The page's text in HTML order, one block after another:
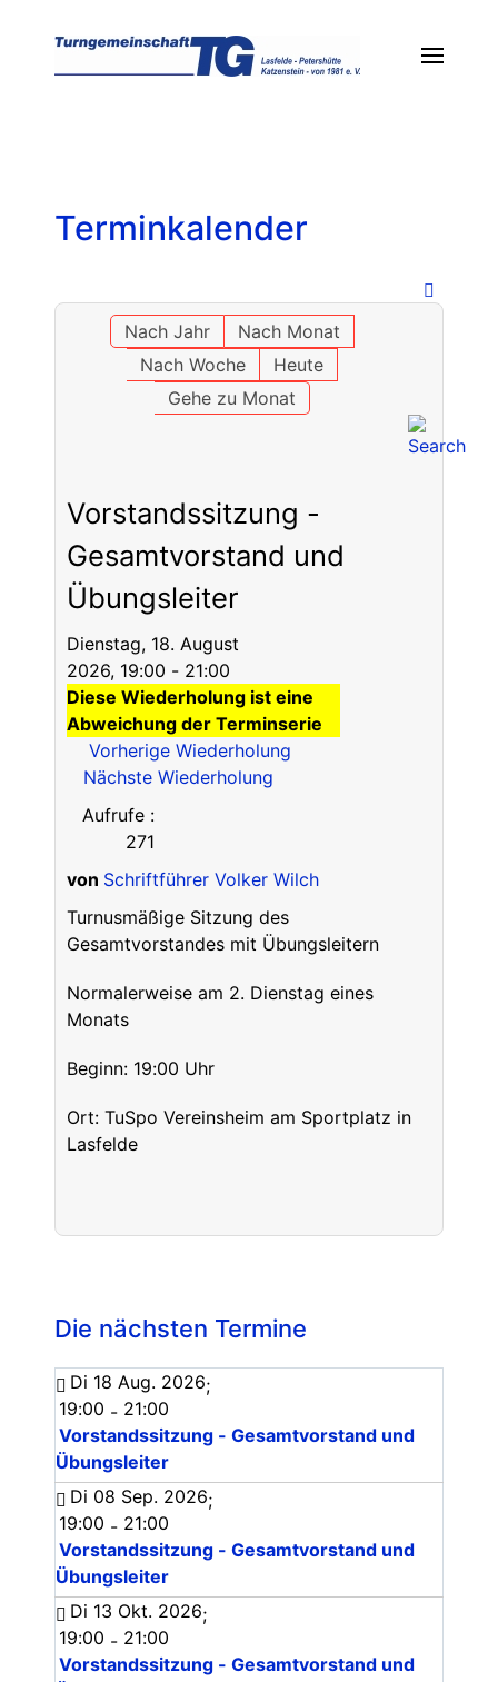
Terminkalender
Nach Jahr
Nach Monat
Nach Woche
Heute
Gehe zu Monat
Vorstandssitzung -
Gesamtvorstand und
Übungsleiter
Dienstag, 18. August
2026, 19:00 - 21:00
Diese Wiederholung ist eine
Abweichung der Terminserie
Vorherige Wiederholung
Nächste Wiederholung
Aufrufe:
271
von Schriftführer Volker Wilch
Turnusmäßige Sitzung des
Gesamtvorstandes mit Übungsleitern
Normalerweise am 2. Dienstag eines
Monats
Beginn: 19:00 Uhr
Ort: TuSpo Vereinsheim am Sportplatz in
Lasfelde
Die nächsten Termine
Di 18 Aug. 2026;
19:00 - 21:00
Vorstandssitzung - Gesamtvorstand und
Übungsleiter
Di 08 Sep. 2026;
19:00 - 21:00
Vorstandssitzung - Gesamtvorstand und
Übungsleiter
Di 13 Okt. 2026;
19:00 - 21:00
Vorstandssitzung - Gesamtvorstand und